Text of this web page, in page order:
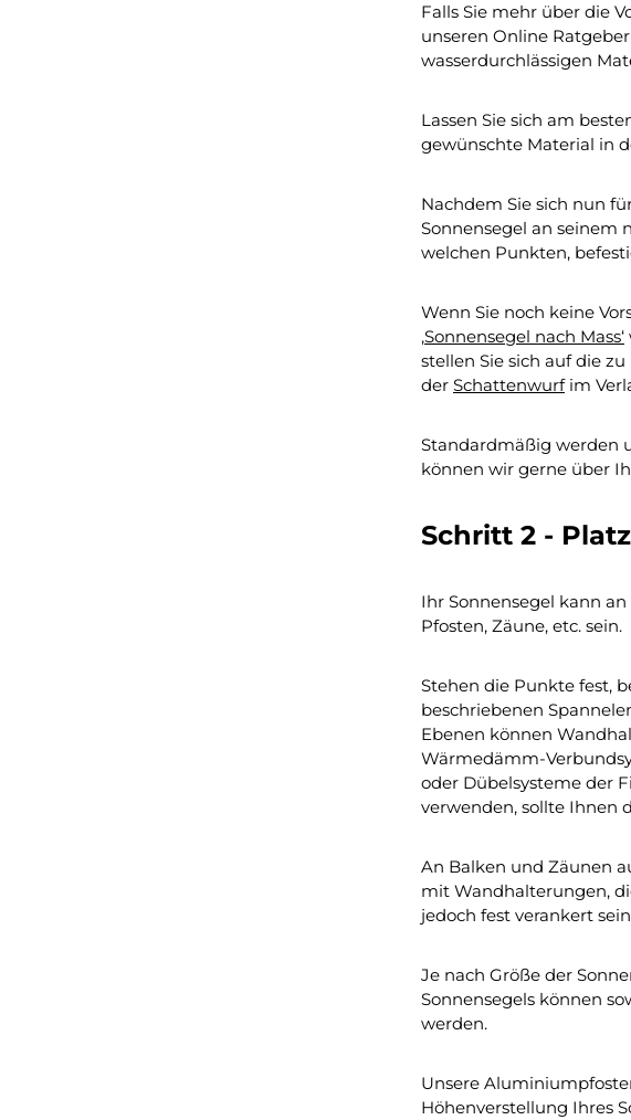
Falls Sie mehr über die
unseren Online Ratgeber
wasserdurchlässigen
Lassen Sie sich am
gewünschte Material in
Nachdem Sie sich nun
Sonnensegel an seinem
welchen Punkten,
Wenn Sie noch keine
‚Sonnensegel nach Mass‘
stellen Sie sich auf die
der Schattenwurfim
Standardmäßig werden
können wir gerne über
Schritt 2 -
Ihr Sonnensegel kann
Pfosten, Zäune, etc. sein.
Stehen die Punkte fest,
beschriebenen
Ebenen können
Wärmedämm-
oder Dübelsysteme der
verwenden, sollte Ihnen
An Balken und Zäunen
mit Wandhalterungen,
jedoch fest verankert
Je nach Größe der
Sonnensegels können
werden.
Unsere
Höhenverstellung Ihres